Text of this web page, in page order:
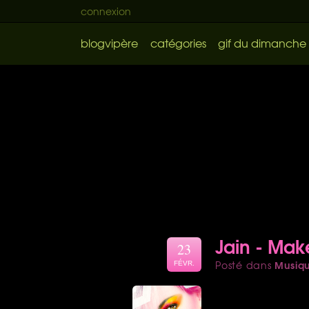
connexion
blogvipère catégories gif du dimanche
Jain -
Posté dans
23
FÉVR.